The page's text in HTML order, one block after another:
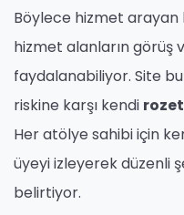
Böylece hizmet arayan
hizmet alanların görüş
faydalanabiliyor. Site
riskine karşı kendi
Her atölye sahibi için
üyeyi izleyerek düzenli
belirtiyor.